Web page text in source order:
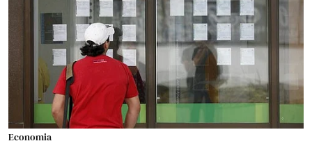
Economia